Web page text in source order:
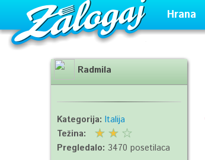
Hrana
Radmila
Kategorija: Italija
Težina:
Pregledalo: 3470 posetilaca